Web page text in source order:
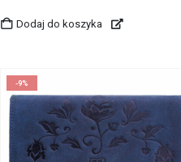
Dodaj do koszyka
-9%